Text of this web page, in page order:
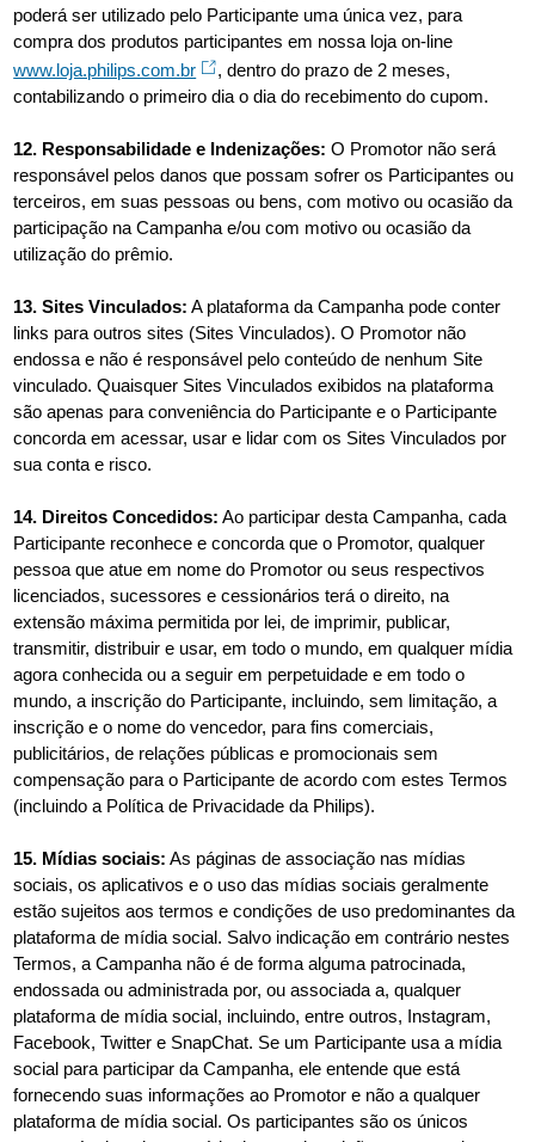
poderá ser utilizado pelo Participante uma única vez, para
compra dos produtos participantes em nossa loja on-line
www.loja.philips.com.br
, dentro do prazo de 2 meses,
contabilizando o primeiro dia o dia do recebimento do cupom.
12. Responsabilidade e Indenizações: O Promotor não será
responsável pelos danos que possam sofrer os Participantes ou
terceiros, em suas pessoas ou bens, com motivo ou ocasião da
participação na Campanha e/ou com motivo ou ocasião da
utilização do prêmio.
13. Sites Vinculados: A plataforma da Campanha pode conter
links para outros sites (Sites Vinculados). O Promotor não
endossa e não é responsável pelo conteúdo de nenhum Site
vinculado. Quaisquer Sites Vinculados exibidos na plataforma
são apenas para conveniência do Participante e o Participante
concorda em acessar, usar e lidar com os Sites Vinculados por
sua conta e risco.
14. Direitos Concedidos: Ao participar desta Campanha, cada
Participante reconhece e concorda que o Promotor, qualquer
pessoa que atue em nome do Promotor ou seus respectivos
licenciados, sucessores e cessionários terá o direito, na
extensão máxima permitida por lei, de imprimir, publicar,
transmitir, distribuir e usar, em todo o mundo, em qualquer mídia
agora conhecida ou a seguir em perpetuidade e em todo o
mundo, a inscrição do Participante, incluindo, sem limitação, a
inscrição e o nome do vencedor, para fins comerciais,
publicitários, de relações públicas e promocionais sem
compensação para o Participante de acordo com estes Termos
(incluindo a Política de Privacidade da Philips).
15. Mídias sociais: As páginas de associação nas mídias
sociais, os aplicativos e o uso das mídias sociais geralmente
estão sujeitos aos termos e condições de uso predominantes da
plataforma de mídia social. Salvo indicação em contrário nestes
Termos, a Campanha não é de forma alguma patrocinada,
endossada ou administrada por, ou associada a, qualquer
plataforma de mídia social, incluindo, entre outros, Instagram,
Facebook, Twitter e SnapChat. Se um Participante usa a mídia
social para participar da Campanha, ele entende que está
fornecendo suas informações ao Promotor e não a qualquer
plataforma de mídia social. Os participantes são os únicos